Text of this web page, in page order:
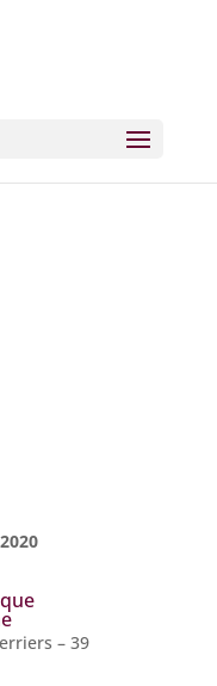
already defined in
– 39